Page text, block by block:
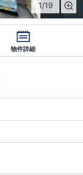
1/19
物件詳細